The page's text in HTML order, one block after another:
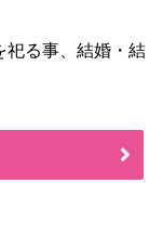
祀る事、結婚・結